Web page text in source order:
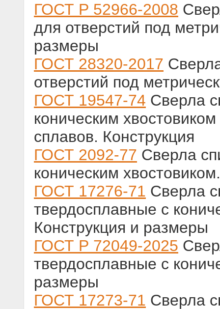
ГОСТ Р 52966-2008
для отверстий под
размеры
ГОСТ 28320-2017
отверстий под
ГОСТ 19547-74 Сверла
коническим
сплавов. Конструкция
ГОСТ 2092-77 Сверла
коническим
ГОСТ 17276-71 Сверла
твердосплавные с
Конструкция и размеры
ГОСТ Р 72049-2025
твердосплавные с
размеры
ГОСТ 17273-71 Сверла